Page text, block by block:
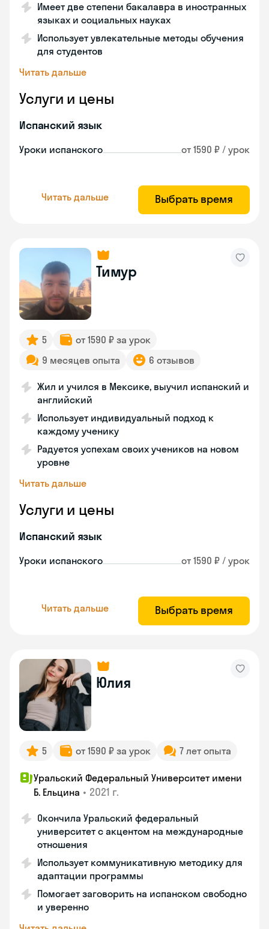
Имеет две степени бакалавра в иностранных
языках и социальных науках
Использует увлекательные методы обучения
для студентов
Читать дальше
Услуги и цены
Испанский язык
Уроки испанского от 1590 ₽ / урок
Читать дальше Выбрать время
Тимур
5
от 1590 ₽ за урок
9 месяцев опыта
6 отзывов
Жил и учился в Мексике, выучил испанский и
английский
Использует индивидуальный подход к
каждому ученику
Радуется успехам своих учеников на новом
уровне
Читать дальше
Услуги и цены
Испанский язык
Уроки испанского от 1590 ₽ / урок
Читать дальше Выбрать время
Юлия
5 от 1590 ₽ за урок 7 лет опыта
Уральский Федеральный Университет имени
Б. Ельцина • 2021 г.
Окончила Уральский федеральный
университет с акцентом на международные
отношения
Использует коммуникативную методику для
адаптации программы
Помогает заговорить на испанском свободно
и уверенно